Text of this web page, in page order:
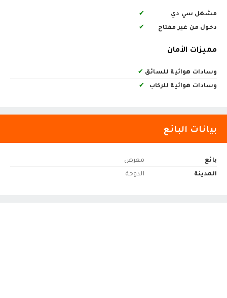
مشغل سي دي
✔
دخول من غير مفتاح
✔
مميزات الأمان
وسادات هوائية للسائق ✔
وسادات هوائية للركاب
✔
بيانات البائع
بائع
معرض
المدينة
الدوحة